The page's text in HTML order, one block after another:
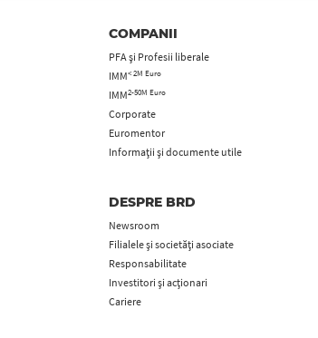
COMPANII
PFA şi Profesii liberale
IMM< 2M Euro
IMM2-50M Euro
Corporate
Euromentor
Informații și documente utile
DESPRE BRD
Newsroom
Filialele și societăți asociate
Responsabilitate
Investitori și acționari
Cariere